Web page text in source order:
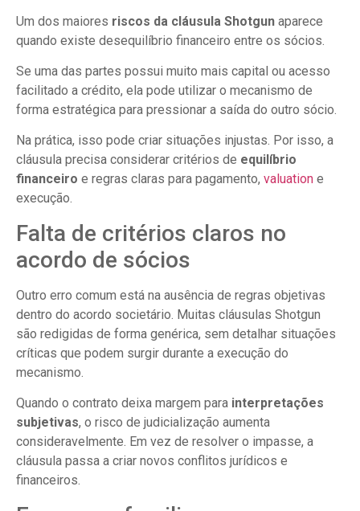
Um dos maiores riscos da cláusula Shotgun aparece
quando existe desequilíbrio financeiro entre os sócios.
Se uma das partes possui muito mais capital ou acesso
facilitado a crédito, ela pode utilizar o mecanismo de
forma estratégica para pressionar a saída do outro sócio.
Na prática, isso pode criar situações injustas. Por isso, a
cláusula precisa considerar critérios de equilíbrio
financeiro e regras claras para pagamento, valuation e
execução.
Falta de critérios claros no
acordo de sócios
Outro erro comum está na ausência de regras objetivas
dentro do acordo societário. Muitas cláusulas Shotgun
são redigidas de forma genérica, sem detalhar situações
críticas que podem surgir durante a execução do
mecanismo.
Quando o contrato deixa margem para interpretações
subjetivas, o risco de judicialização aumenta
consideravelmente. Em vez de resolver o impasse, a
cláusula passa a criar novos conflitos jurídicos e
financeiros.